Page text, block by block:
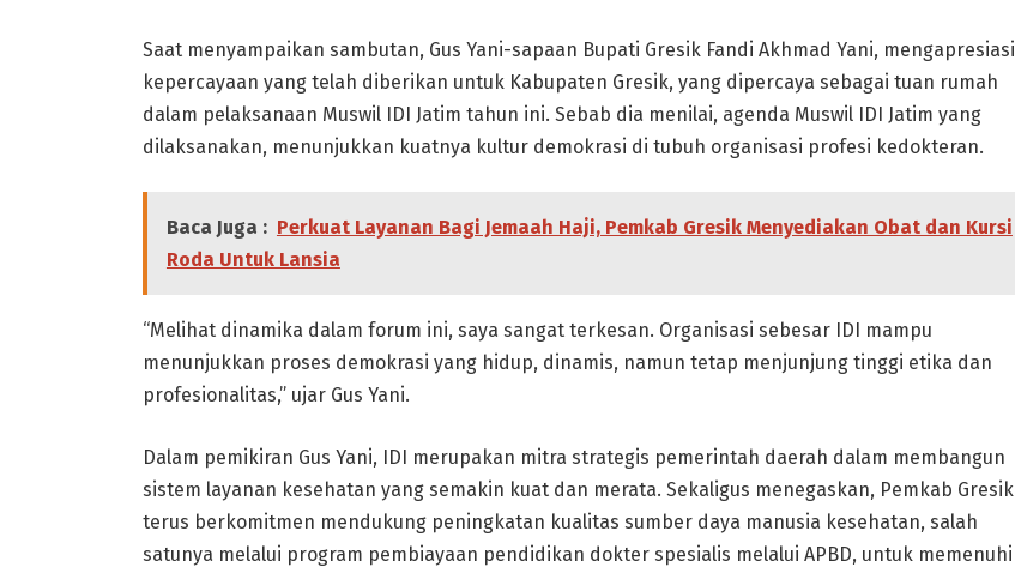
Saat menyampaikan sambutan, Gus Yani-sapaan Bupati Gresik Fandi Akhmad Yani, mengapresiasi
kepercayaan yang telah diberikan untuk Kabupaten Gresik, yang dipercaya sebagai tuan rumah
dalam pelaksanaan Muswil IDI Jatim tahun ini. Sebab dia menilai, agenda Muswil IDI Jatim yang
dilaksanakan, menunjukkan kuatnya kultur demokrasi di tubuh organisasi profesi kedokteran.
Baca Juga : Perkuat Layanan Bagi Jemaah Haji, Pemkab Gresik Menyediakan Obat dan Kursi
Roda Untuk Lansia
“Melihat dinamika dalam forum ini, saya sangat terkesan. Organisasi sebesar IDI mampu
menunjukkan proses demokrasi yang hidup, dinamis, namun tetap menjunjung tinggi etika dan
profesionalitas,” ujar Gus Yani.
Dalam pemikiran Gus Yani, IDI merupakan mitra strategis pemerintah daerah dalam membangun
sistem layanan kesehatan yang semakin kuat dan merata. Sekaligus menegaskan, Pemkab Gresik
terus berkomitmen mendukung peningkatan kualitas sumber daya manusia kesehatan, salah
satunya melalui program pembiayaan pendidikan dokter spesialis melalui APBD, untuk memenuhi